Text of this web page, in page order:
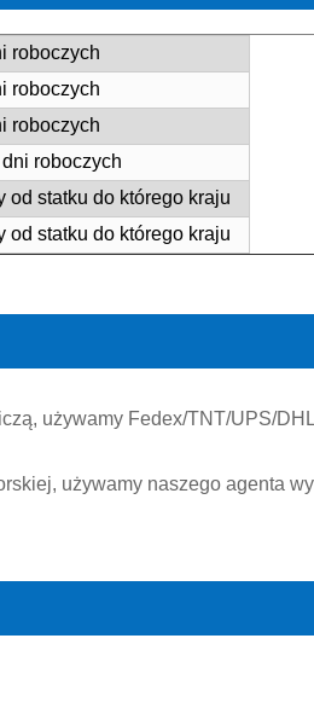
roboczych
roboczych
roboczych
roboczych
od statku do którego kraju
od statku do którego kraju
używamy Fedex/TNT/UPS/
używamy naszego agenta